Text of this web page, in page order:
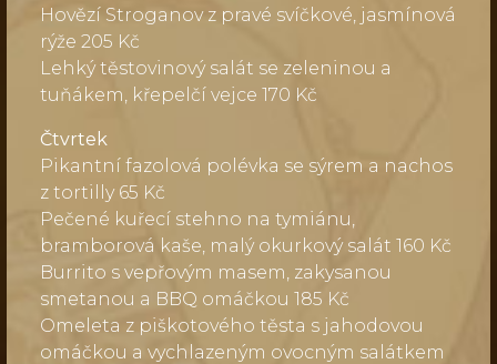
Hovězí Stroganov z pravé svíčkové, jasmínová
rýže 205 Kč
Lehký těstovinový salát se zeleninou a
tuňákem, křepelčí vejce 170 Kč
Čtvrtek
Pikantní fazolová polévka se sýrem a nachos
z tortilly 65 Kč
Pečené kuřecí stehno na tymiánu,
bramborová kaše, malý okurkový salát 160 Kč
Burrito s vepřovým masem, zakysanou
smetanou a BBQ omáčkou 185 Kč
Omeleta z piškotového těsta s jahodovou
omáčkou a vychlazeným ovocným salátkem